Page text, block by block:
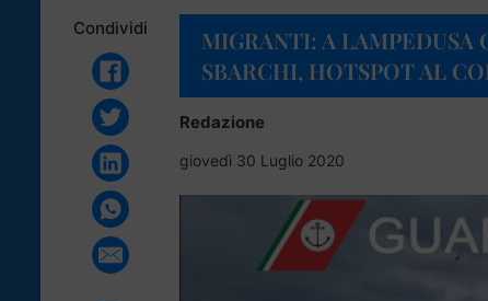
Condividi
MIGRANTI: A LAMPEDUSA
SBARCHI, HOTSPOT AL
Redazione
giovedì 30 Luglio 2020